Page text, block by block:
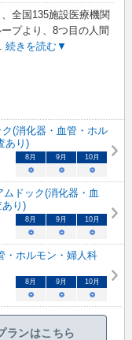
全国135施設医療機関
プより、8つ目の人間
続きを読む▼
(消化器・血管・ホル
あり)
8 月 9 月 10月
○ ○ ○
ムドック(消化器・血
り)
8 月 9 月 10月
○ ○ ○
・ホルモン・婦人科
8 月 9 月 10月
○ ○ ○
ランはこちら